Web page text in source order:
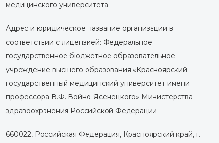
медицинского университета
Адрес и юридическое название организации в
соответствии с лицензией: Федеральное
государственное бюджетное образовательное
учреждение высшего образования «Красноярский
государственный медицинский университет имени
профессора В.Ф. Войно-Ясенецкого» Министерства
здравоохранения Российской Федерации
660022, Российская Федерация, Красноярский край, г.